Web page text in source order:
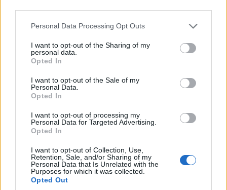
Please note that this website/app uses one or more Google
not limited to your visit or usage behaviour. You may click to
grant or deny consent to Google and its third-party tags to
use your data for below specified purposes in below Google
consent section.
Personal Data Processing Opt Outs
I want to opt-out of the Sharing of my
personal data.
Opted In
I want to opt-out of the Sale of my
Personal Data.
Opted In
I want to opt-out of processing my
Personal Data for Targeted Advertising.
Opted In
I want to opt-out of Collection, Use,
Retention, Sale, and/or Sharing of my
Personal Data that Is Unrelated with the
Purposes for which it was collected.
Opted Out
yamik legfontosabb rítusa az, amikor az öregek skandálva
előadják ezt az éneket, amely a világ teremtésével
azokon belül pedig családok története következik. Közben
mindent részletesen elmond, mit hogyan kell csinálni, mit
szabad, mit nem szabad. És ezt mindenki feltétel nélkül
elhiszi és elfogadja, hogy csakis így lehet, így szabad élni.
megbűnhődik, de akár az egész közösségre is bajt hozhat.
Három és fél nap múlva azzal ér véget az ének, hogy ő, az
éneklő ott ül a csónakban és elmondja nekünk a családja
történetét. A hallgatóság pedig végig figyel, minden sort
megismétel, ezáltal tanulják meg a tabukat, a